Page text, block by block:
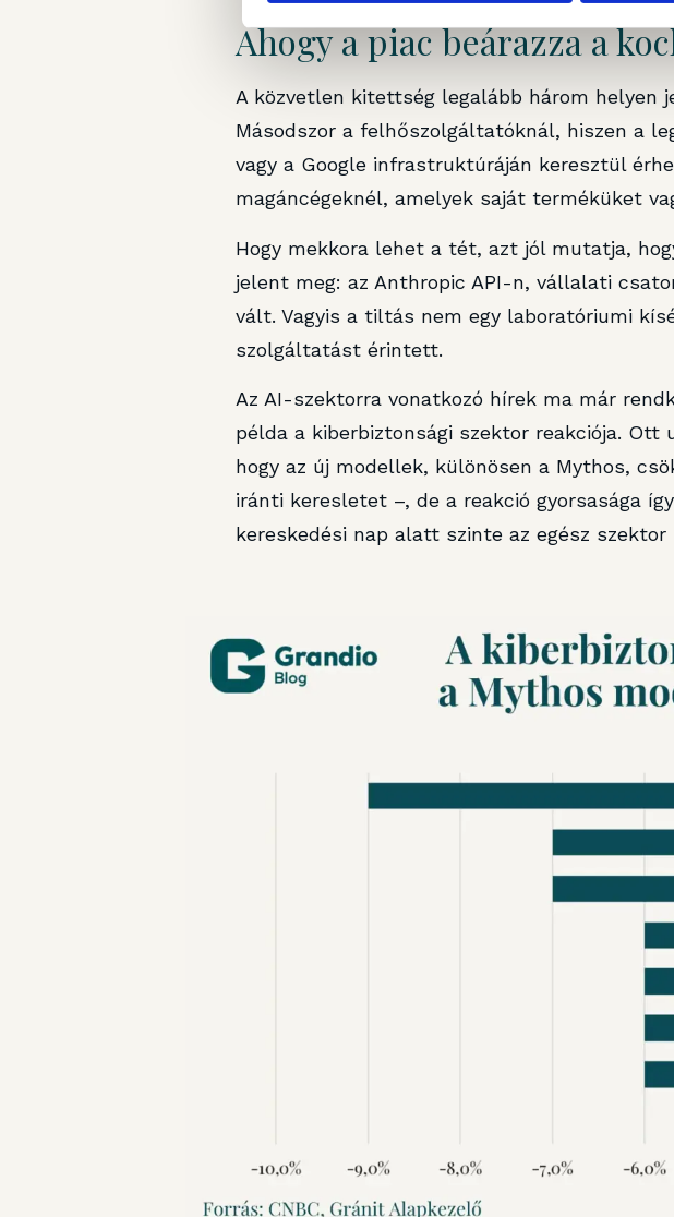
Ahogy a piac beárazza a
A közvetlen kitettség legalább három helyen
Másodszor a felhőszolgáltatóknál, hiszen a
vagy a Google infrastruktúráján keresztül
magáncégeknél, amelyek saját terméküket
Hogy mekkora lehet a tét, azt jól mutatja,
jelent meg: az Anthropic API-n, vállalati
vált. Vagyis a tiltás nem egy laboratóriumi
szolgáltatást érintett.
Az AI-szektorra vonatkozó hírek ma már
példa a kiberbiztonsági szektor reakciója.
hogy az új modellek, különösen a Mythos,
iránti keresletet –, de a reakció gyorsasága
kereskedési nap alatt szinte az egész